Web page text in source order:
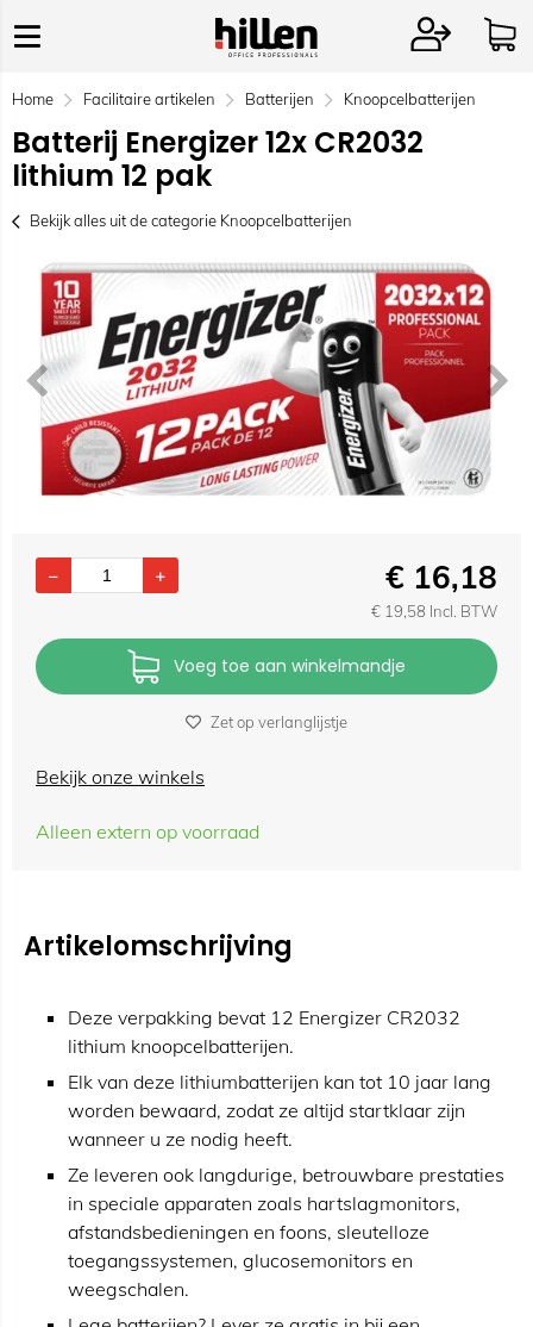
Home Facilitaire artikelen Batterijen Knoopcelbatterijen
Batterij Energizer 12x CR2032
lithium 12 pak
Bekijk alles uit de categorie Knoopcelbatterijen
€ 16,18
€ 19,58 Incl. BTW
Voeg toe aan winkelmandje
Zet op verlanglijstje
Bekijk onze winkels
Alleen extern op voorraad
Artikelomschrijving
Deze verpakking bevat 12 Energizer CR2032
lithium knoopcelbatterijen.
Elk van deze lithiumbatterijen kan tot 10 jaar lang
worden bewaard, zodat ze altijd startklaar zijn
wanneer u ze nodig heeft.
Ze leveren ook langdurige, betrouwbare prestaties
in speciale apparaten zoals hartslagmonitors,
afstandsbedieningen en foons, sleutelloze
toegangssystemen, glucosemonitors en
weegschalen.